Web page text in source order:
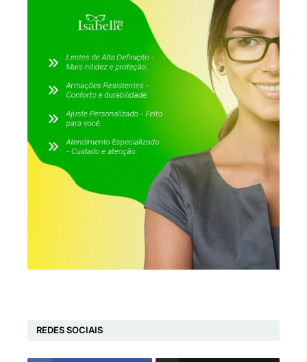
REDES SOCIAIS